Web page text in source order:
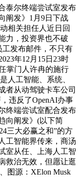
尔终端尝试室发布
阐发》1月9日下战
相关担任人近日回
力，投资界也不破
工发布邮件，不只有
年12月15日23时
掌门人许冉的施行
人工智能、系统、
者从动驾驶卡车公司
违反了OpenAI办事
终端尝试室配合发布
向阐发》(以下简
三大必赢之和”的方
工智能界传来，商汤
室从任、上海人工智
救治无效，但愿让逛
图源：XElon Musk